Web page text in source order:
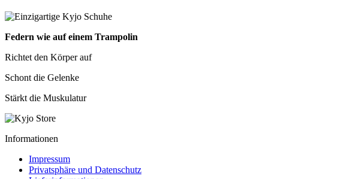
Federn wie auf einem Trampolin
Richtet den Körper auf
Schont die Gelenke
Stärkt die Muskulatur
Informationen
Impressum
Privatsphäre und Datenschutz